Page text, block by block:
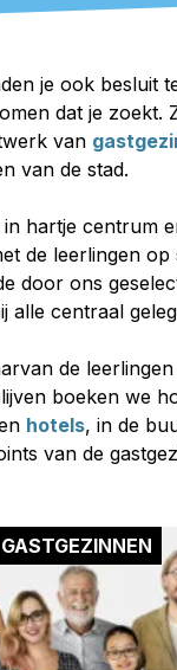
je ook besluit
dat je zoekt.
van
van de stad.
hartje centrum
de leerlingen op
door ons
alle centraal
de leerlingen
boeken we
hotels, in de
van de
GASTGEZINNEN